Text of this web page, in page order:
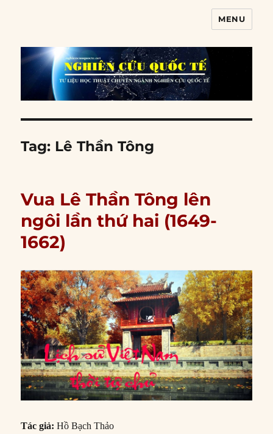
MENU
Tag: Lê Thần Tông
Vua Lê Thần Tông lên
ngôi lần thứ hai (1649-
1662)
Tác giả: Hồ Bạch Thảo